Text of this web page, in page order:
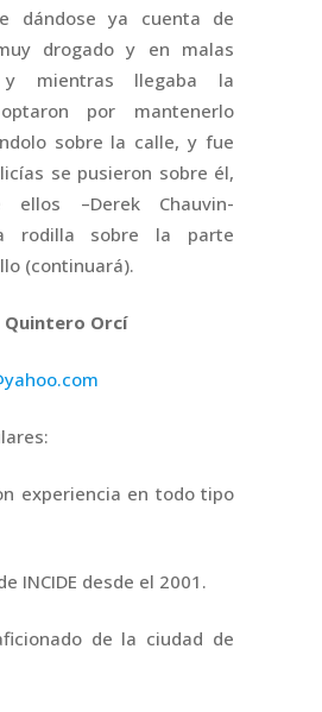
dándose ya cuenta de
drogado y en malas
y mientras llegaba la
por mantenerlo
sobre la calle, y fue
se pusieron sobre él,
–Derek Chauvin-
rodilla sobre la parte
(continuará).
Orcí
experiencia en todo tipo
INCIDE desde el 2001.
de la ciudad de